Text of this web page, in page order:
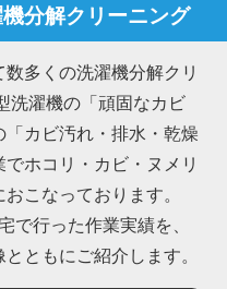
機分解クリーニング
数多くの洗濯機分解クリ
洗濯機の「頑固なカビ
カビ汚れ・排水・乾燥
ホコリ・カビ・ヌメリ
こなっております。
で行った作業実績を、
ともにご紹介します。